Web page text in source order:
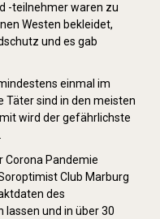
-teilnehmer waren zu
Westen bekleidet,
und es gab
einmal im
Täter sind in den meisten
wird der gefährlichste
Corona Pandemie
Club Marburg
des
lassen und in über 30